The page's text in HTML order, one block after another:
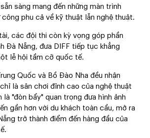
sàng mang đến những màn trình
phu cả về kỹ thuật lẫn nghệ thuật.
các đội thi còn kỳ vọng góp phần
Đà Nẵng, đưa DIFF tiếp tục khẳng
lễ hội tầm cỡ quốc tế.
Quốc và Bồ Đào Nha đều nhận
là sân chơi đỉnh cao của nghệ thuật
là "đòn bẩy" quan trọng đưa hình ảnh
gần hơn với du khách toàn cầu, mở ra
trở thành điểm đến hàng đầu của